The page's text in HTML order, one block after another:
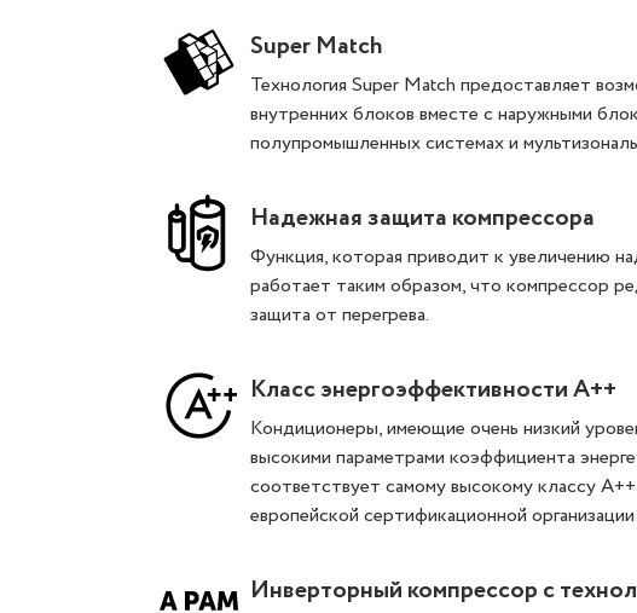
Super Match
Технология Super Match предоставляет
внутренних блоков вместе с наружными
полупромышленных системах и
Надежная защита компрессора
Функция, которая приводит к увеличению
работает таким образом, что компрессор
защита от перегрева.
Класс энергоэффективности A++
Кондиционеры, имеющие очень низкий
высокими параметрами коэффициента
соответствует самому высокому классу
европейской сертификационной
Инверторный компрессор с